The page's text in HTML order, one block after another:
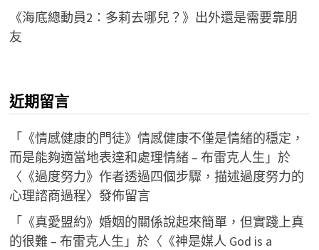
《海底總動員2：多莉去哪兒？》出外還是需要靠朋
友
近期留言
「《情感健康的門徒》情感健康不僅是情緒的穩定，
而是能夠適當地表達和處理情緒 – 布雷克人生 」於
〈 《過度努力》作者透過四個步驟，描述過度努力的
心理諮商過程〉發佈留言
「《真愛盟約》婚姻的關係說起來簡單，但實踐上真
的很難 – 布雷克人生 」於〈 《神是媒人 God is a